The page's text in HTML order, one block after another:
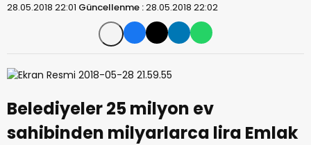
28.05.2018 22:01 Güncellenme :28.05.2018 22:02
Belediyeler 25 milyon ev
sahibinden milyarlarca lira Emlak